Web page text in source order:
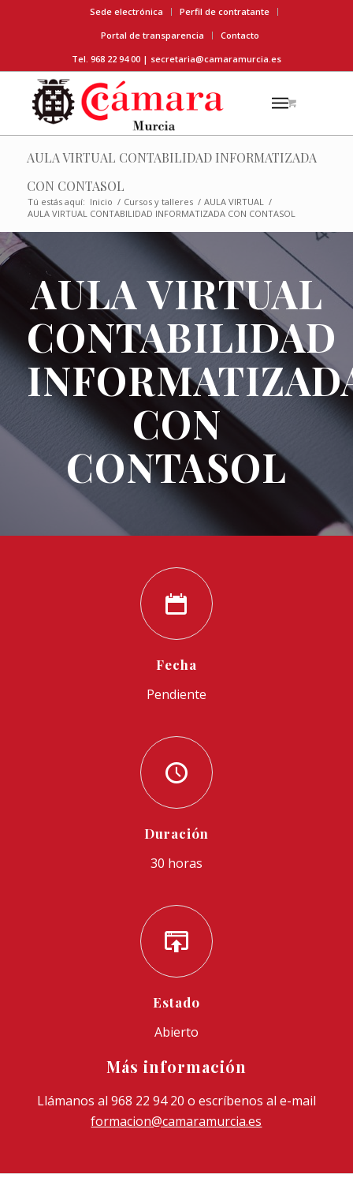
Sede electrónica
Perfil de contratante
Portal de transparencia
Contacto
Tel. 968 22 94 00 | secretaria@camaramurcia.es
AULA VIRTUAL CONTABILIDAD INFORMATIZADA
CON CONTASOL
Tú estás aquí: Inicio / Cursos y talleres / AULA VIRTUAL /
AULA VIRTUAL CONTABILIDAD INFORMATIZADA CON CONTASOL
AULA VIRTUAL
CONTABILIDAD
CON
CONTASOL
Fecha
Pendiente
Duración
30 horas
Estado
Abierto
Más información
Llámanos al 968 22 94 20 o escríbenos al e-mail
formacion@camaramurcia.es